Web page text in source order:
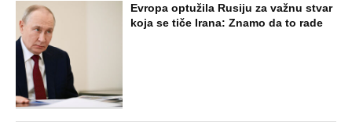
Evropa optužila Rusiju za važnu stvar
koja se tiče Irana: Znamo da to rade